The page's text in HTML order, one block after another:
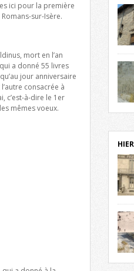
ici pour la première
sur-Isère.
mort en l’an
a donné 55 livres
jour anniversaire
consacrée à
c’est-à-dire le 1er
mêmes voeux.